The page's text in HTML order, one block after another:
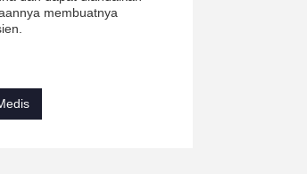
membuatnya